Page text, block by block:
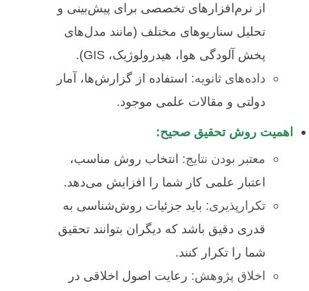
از نرم‌افزارهای تخصصی برای پیش‌بینی و
تحلیل سناریوهای مختلف (مانند مدل‌های
پخش آلودگی هوا، هیدرولوژیک، GIS).
داده‌های ثانویه:استفاده از گزارش‌ها، آمار
دولتی و مقالات علمی موجود.
اهمیت روش تحقیق صحیح:
معتبر بودن نتایج:انتخاب روش مناسب،
اعتبار علمی کار شما را افزایش می‌دهد.
تکرارپذیری: باید جزئیات روش‌شناسی به
قدری دقیق باشد که دیگران بتوانند تحقیق
شما را تکرار کنند.
اخلاق پژوهش:رعایت اصول اخلاقی در